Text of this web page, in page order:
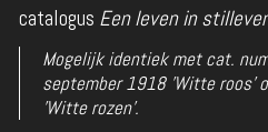
catalogus Een leven in
Mogelijk identiek met cat.
september 1918 'Witte roos'
'Witte rozen'.